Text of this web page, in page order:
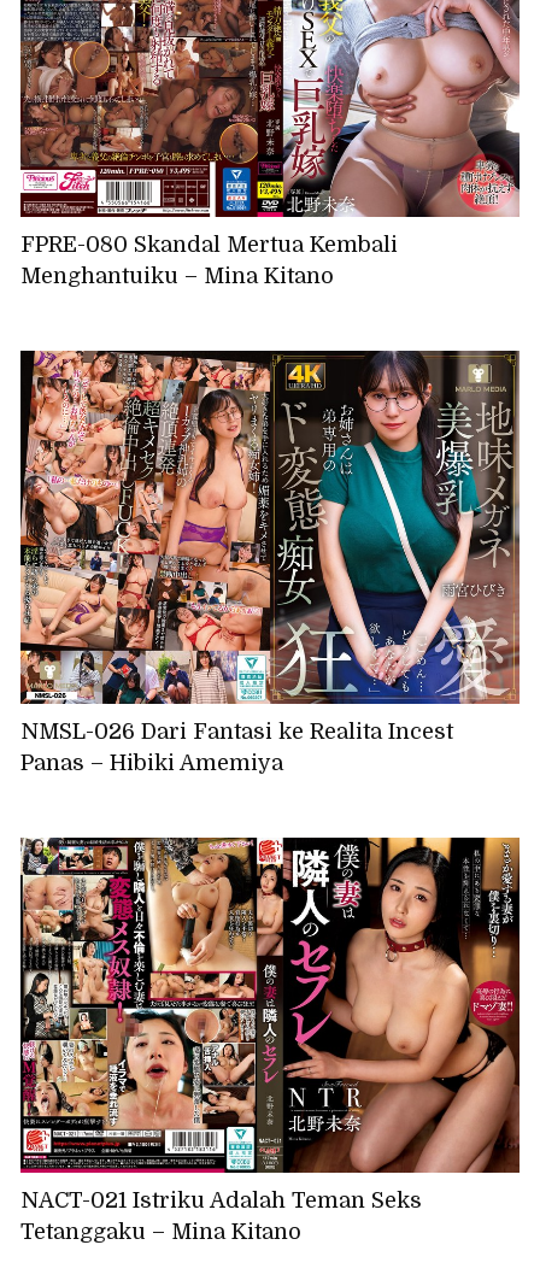
FPRE-080 Skandal Mertua Kembali
Menghantuiku – Mina Kitano
NMSL-026 Dari Fantasi ke Realita Incest
Panas – Hibiki Amemiya
NACT-021 Istriku Adalah Teman Seks
Tetanggaku – Mina Kitano